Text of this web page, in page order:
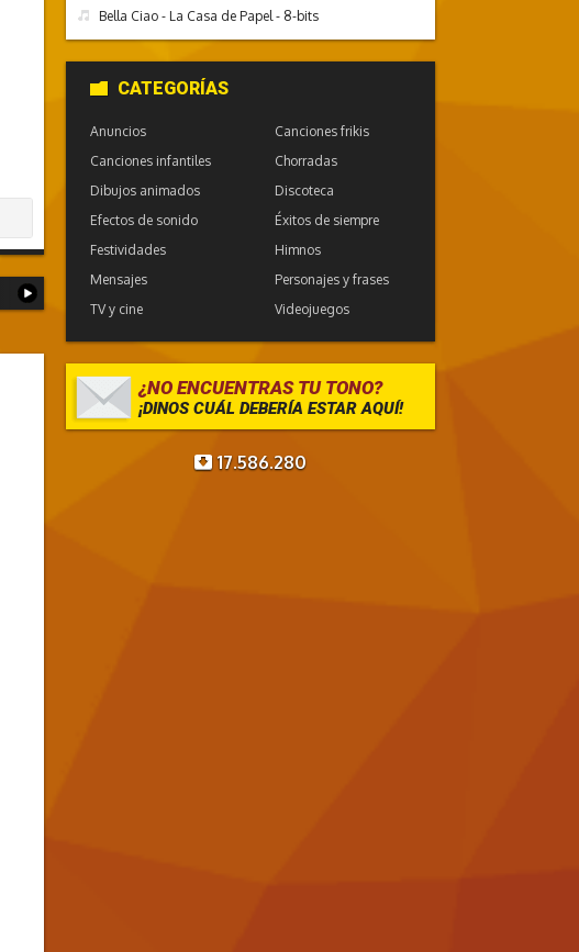
Bella Ciao - La Casa de Papel - 8-bits
CATEGORÍAS
Anuncios
Canciones frikis
Canciones infantiles
Chorradas
Dibujos animados
Discoteca
Efectos de sonido
Éxitos de siempre
Festividades
Himnos
Mensajes
Personajes y frases
TV y cine
Videojuegos
¿NO ENCUENTRAS TU TONO?
¡DINOS CUÁL DEBERÍA ESTAR AQUÍ!
17.586.280